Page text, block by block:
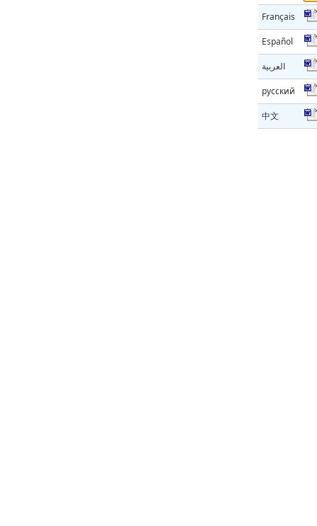
Français
Español
العربية
русский
中文